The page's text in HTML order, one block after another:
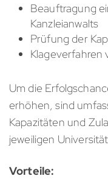
Beauftragung
Kanzleianwalts
Prüfung der
Klageverfahren
Um die
erhöhen, sind
Kapazitäten und
jeweiligen
Vorteile: